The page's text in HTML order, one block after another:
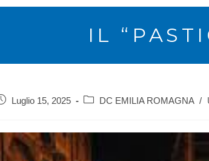
IL
Luglio 15, 2025 DC EMILIA ROMAGNA /